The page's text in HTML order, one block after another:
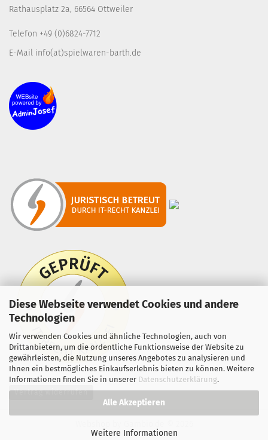
Diese Webseite verwendet Cookies und andere
Technologien
Wir verwenden Cookies und ähnliche Technologien, auch von
Drittanbietern, um die ordentliche Funktionsweise der Website zu
gewährleisten, die Nutzung unseres Angebotes zu analysieren und
Ihnen ein bestmögliches Einkaufserlebnis bieten zu können. Weitere
Informationen finden Sie in unserer Datenschutzerklärung.
Alle Akzeptieren
Weitere Informationen
Rathausplatz 2a, 66564 Ottweiler
Telefon +49 (0)6824-7712
E-Mail info(at)spielwaren-barth.de
Vertrag widerrufen